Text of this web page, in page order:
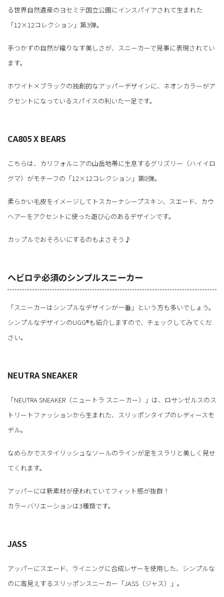
る世界自然遺産のヨセミテ国立公園にインスパイアされて生まれた
「12×12コレクション」第3弾。
手つかずの自然が織りなす美しさが、スニーカーで見事に表現されてい
ます。
ホワイト×ブラックの独創的なアッパーデザインに、ネオンカラーがア
クセントになっているスパイスの利いた一足です。
CA805 X BEARS
こちらは、カリフォルニアの山岳地帯に生息するグリズリー（ハイイロ
グマ）がモチーフの「12×12コレクション」第8弾。
柔らかい毛皮をイメージしてトスカーナシープスキン、スエード、カウ
ヘアーをアクセントに使った遊び心のあるデザインです。
カップルでおそろいにするのもよさそう♪
ヘビロテ必須のシンプルスニーカー
「スニーカーはシンプルなデザインが一番」という方も多いでしょう。
シンプルなデザインのUGG®も紹介しますので、チェックしてみてくだ
さい。
NEUTRA SNEAKER
「NEUTRA SNEAKER（ニュートラ スニーカー）」は、ロサンゼルスのス
トリートファッションから生まれた、スリッポンタイプのレディースモ
デル。
なめらかでスタイリッシュなソールのラインが足をスラリと美しく見せ
てくれます。
アッパーには新素材が使われていてフィット感が抜群！
カラーバリエーションは3種類です。
JASS
アッパーにスエード、ライニングに合成レザーを使用した、シンプルな
のに高見えするスリッポンスニーカー「JASS（ジャス）」。